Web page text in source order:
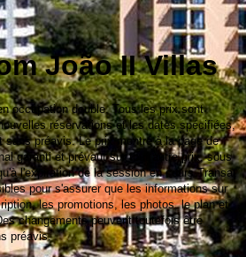
João II Villas
occupation double. Tous les prix sont
réservations et les dates spécifiées,
préavis. Le prix montré à la page de
garanti et prévaut sur tout autre prix, sous
l'expiration de la session en cours.Transat
pour s'assurer que les informations sur
les promotions, les photos, le plan et
changements peuvent toutefois être
préavis.